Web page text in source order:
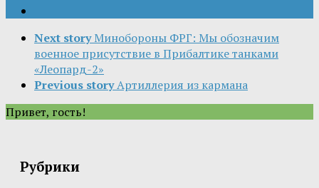
Next story Минобороны ФРГ: Мы обозначим
военное присутствие в Прибалтике танками
«Леопард-2»
Previous storyАртиллерия из кармана
Привет, гость!
Рубрики